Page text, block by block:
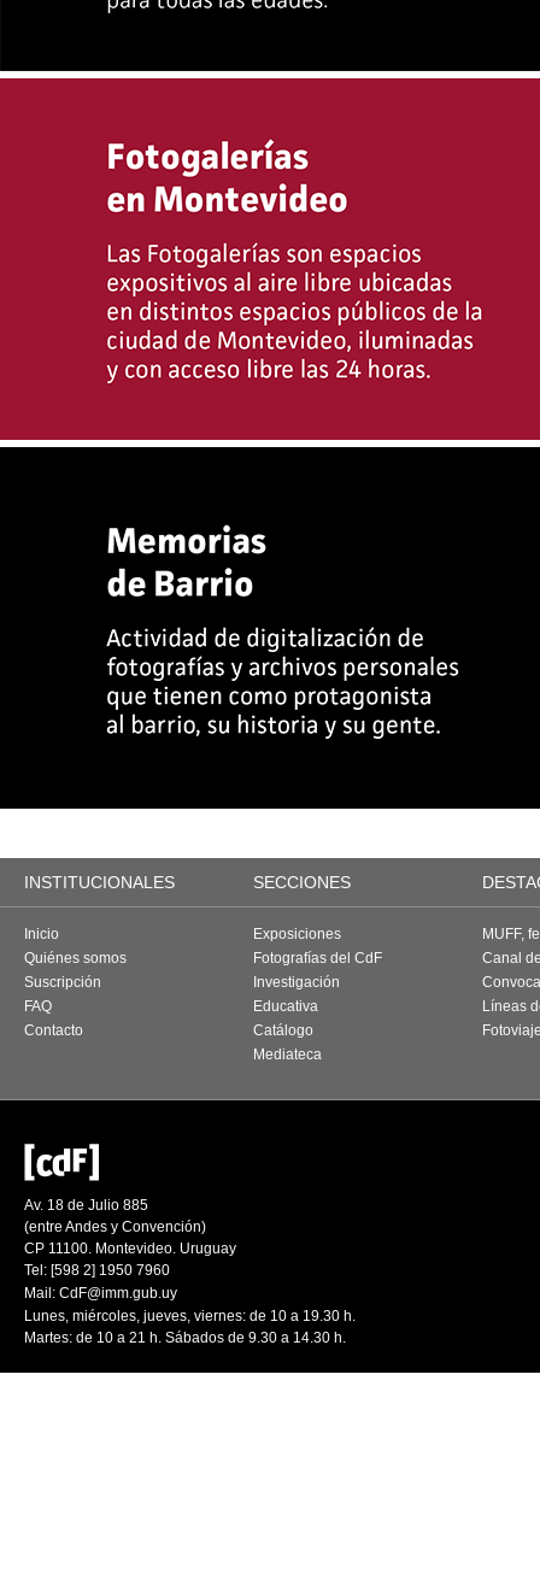
INSTITUCIONALES SECCIONES
Inicio
Quiénes somos
Suscripción
FAQ
Contacto
Exposiciones
Fotografías del CdF
Investigación
Educativa
Catálogo
Mediateca
MUFF,
Canal
Líneas
Av. 18 de Julio 885
(entre Andes y Convención)
CP 11100. Montevideo. Uruguay
Tel: [598 2] 1950 7960
Mail: CdF@imm.gub.uy
Lunes, miércoles, jueves, viernes: de 10 a 19.30 h.
Martes: de 10 a 21 h. Sábados de 9.30 a 14.30 h.